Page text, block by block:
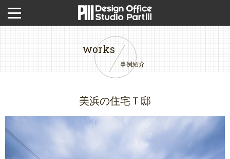
事例紹介
works
美浜の住宅Ｔ邸